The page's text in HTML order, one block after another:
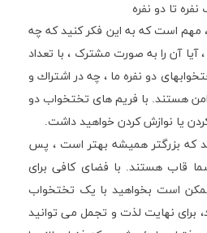
تا دو نفره
مهم است که به این فکر کنید که چه
آن را به صورت مشترک ، با تعداد
دو نفره ما ، چه در اشتراك و
امن هستند. با فریم های تختخواب دو
یا نوازش کردن خواهید داشت.
که بزرگتر همیشه بهتر است ، پس
قاب هستند. با فضای کافی برای
است بخواهید با یک تختخواب
برای نهایت لذت و تجمل می توانید